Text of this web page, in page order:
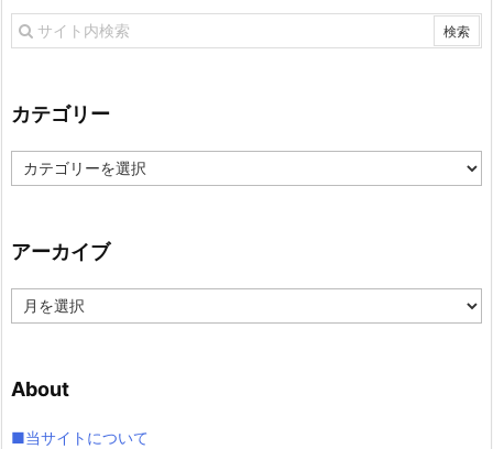
カテゴリー
カ
テ
ー
アーカイブ
ー
ブ
About
■当サイトについて